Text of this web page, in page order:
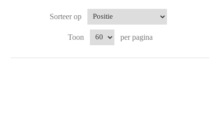
Sorteer op
Toon per pagina